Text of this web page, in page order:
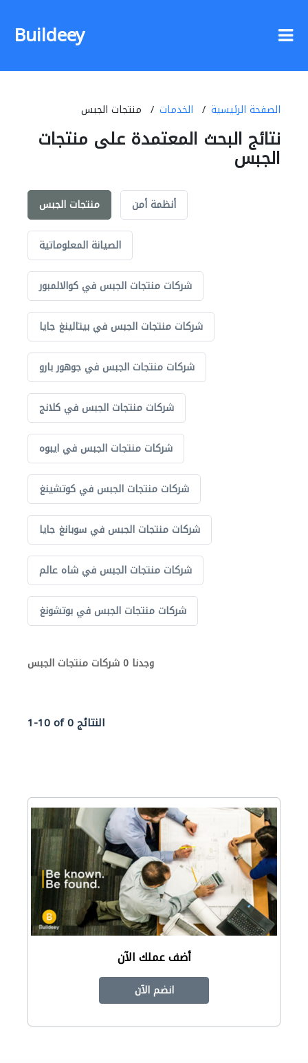
Buildeey
الصفحة الرئيسية الخدمات منتجات الجبس
نتائج البحث المعتمدة على منتجات
الجبس
منتجات الجبس أنظمة أمن
الصيانة المعلوماتية
شركات منتجات الجبس في كوالالمبور
شركات منتجات الجبس في بيتالينغ جايا
شركات منتجات الجبس في جوهور بارو
شركات منتجات الجبس في كلانج
شركات منتجات الجبس في ايبوه
شركات منتجات الجبس في كوتشينغ
شركات منتجات الجبس في سوبانغ جايا
شركات منتجات الجبس في شاه عالم
شركات منتجات الجبس في بوتشونغ
وجدنا 0 شركات منتجات الجبس
1-10 of 0 النتائج
أضف عملك الآن
انضم الآن